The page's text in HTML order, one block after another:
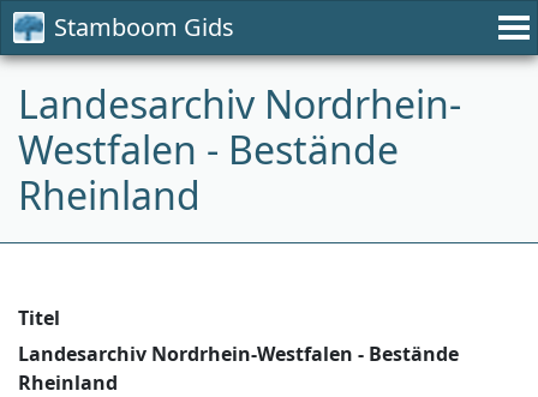
Stamboom Gids
Landesarchiv Nordrhein-
Westfalen - Bestände
Rheinland
Titel
Landesarchiv Nordrhein-Westfalen - Bestände
Rheinland